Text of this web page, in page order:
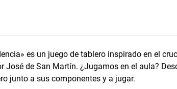
es un juego de tablero inspirado en el
José de San Martín. ¿Jugamos en el aula?
junto a sus componentes y a jugar.